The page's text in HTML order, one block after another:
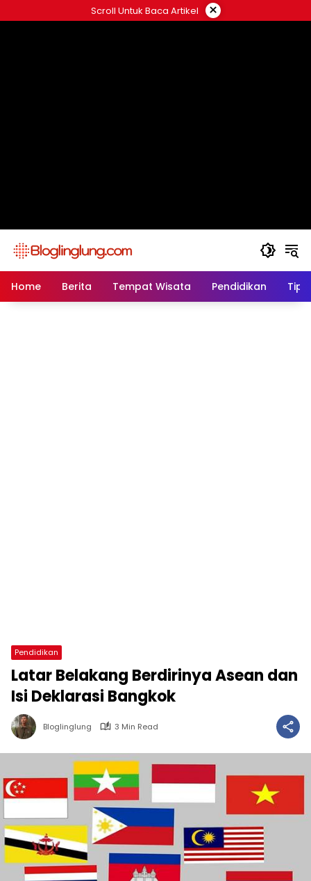
to
Scroll Untuk Baca Artikel ×
Home Berita Tempat Wisata Pendidikan
Pendidikan
Latar Belakang Berdirinya Asean dan
Isi Deklarasi Bangkok
Bloglinglung 3 Min Read